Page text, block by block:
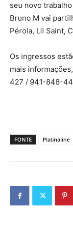
seu novo
Bruno M vai
Pérola, Lil Saint,
Os ingressos
mais
427 / 941-848-
FONTE Platinaline